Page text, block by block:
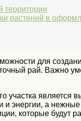
территории
растений в
для
рай. Важно
является
энергии, а
которые будут